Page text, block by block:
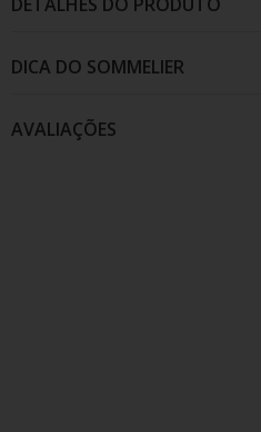
Coloração amarela pálido
AVALIAÇÕES